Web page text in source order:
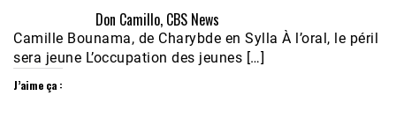
Don Camillo, CBS News
Camille Bounama, de Charybde en Sylla À l’oral, le péril
sera jeune L’occupation des jeunes […]
J’aime ça :